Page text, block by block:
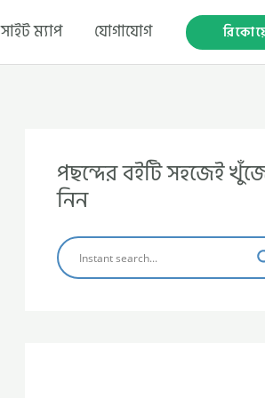
সাইট ম্যাপ যোগাযোগ
পছন্দের বইটি সহজেই
নিন